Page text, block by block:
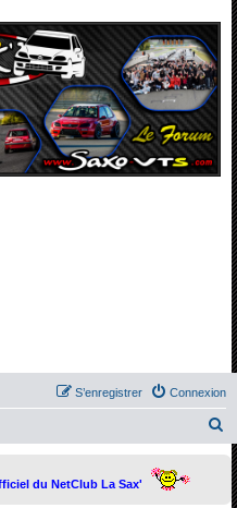
Connexion
S’enregistrer
du NetClub La Sax'